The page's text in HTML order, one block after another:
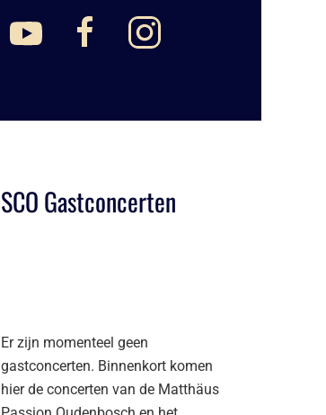
SCO Gastconcerten
Er zijn momenteel geen
gastconcerten. Binnenkort komen
hier de concerten van de Matthäus